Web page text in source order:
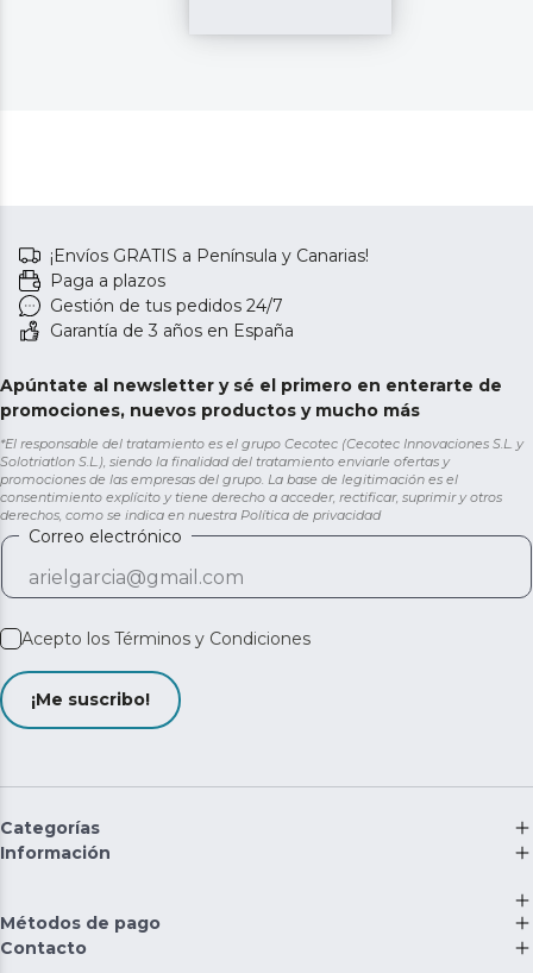
¡Envíos GRATIS a Península y Canarias!
Paga a plazos
Gestión de tus pedidos 24/7
Garantía de 3 años en España
Apúntate al newsletter y sé el primero en enterarte de
promociones, nuevos productos y mucho más
*El responsable del tratamiento es el grupo Cecotec (Cecotec Innovaciones S.L. y
Solotriatlon S.L.), siendo la finalidad del tratamiento enviarle ofertas y
promociones de las empresas del grupo. La base de legitimación es el
consentimiento explícito y tiene derecho a acceder, rectificar, suprimir y otros
derechos, como se indica en nuestra Política de privacidad
Correo electrónico
Acepto los Términos y Condiciones
¡Me suscribo!
Categorías
Información
Métodos de pago
Contacto